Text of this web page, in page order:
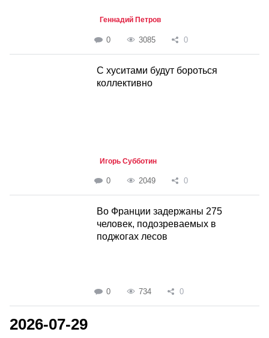
Геннадий Петров
0 3085 0
С хуситами будут бороться
коллективно
Игорь Субботин
0 2049 0
Во Франции задержаны 275
человек, подозреваемых в
поджогах лесов
0 734 0
2026-07-29